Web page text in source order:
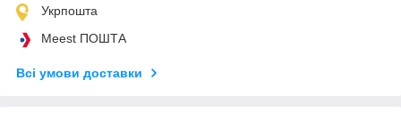
Укрпошта
Meest ПОШТА
Всі умови доставки